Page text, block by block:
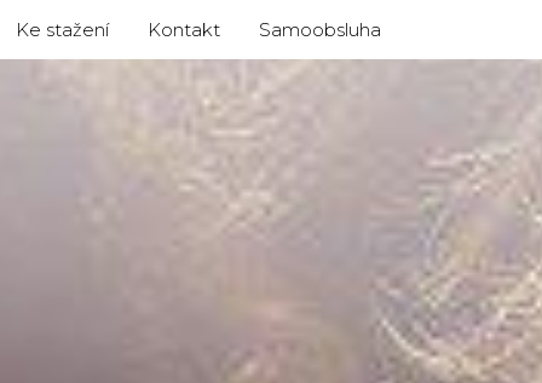
Ke stažení Kontakt Samoobsluha